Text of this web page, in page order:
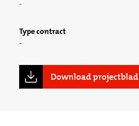
Type contract
Download projectblad